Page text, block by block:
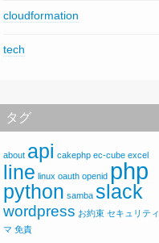
cloudformation
tech
タグ
about api cakephp ec-cube excel
line linux oauth openid php
python samba slack
wordpress お約束 セキュリティ
マ 免責